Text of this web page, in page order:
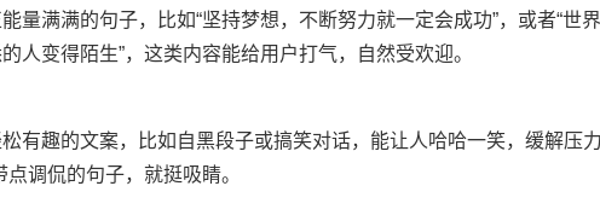
能量满满的句子，比如“坚持梦想，不断努力就一定会成功”，或者“世
人变得陌生”，这类内容能给用户打气，自然受欢迎。
松有趣的文案，比如自黑段子或搞笑对话，能让人哈哈一笑，缓解压
点调侃的句子，就挺吸睛。